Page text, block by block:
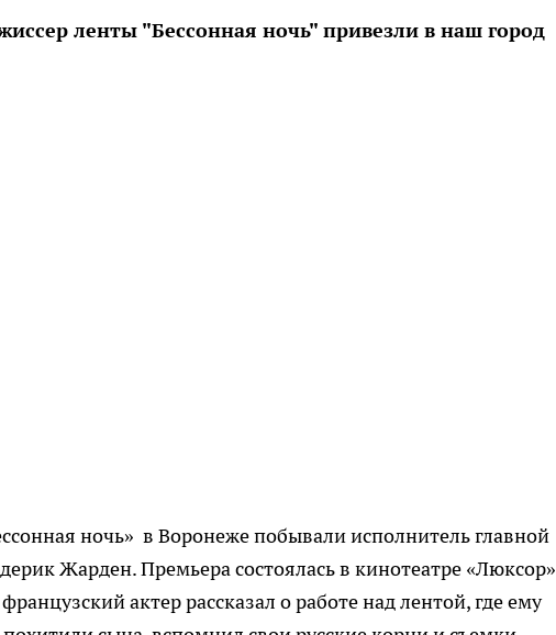
ленты "Бессонная ночь" привезли в наш город
ночь» в Воронеже побывали исполнитель главной
Жарден. Премьера состоялась в кинотеатре «Люксор»
актер рассказал о работе над лентой, где ему